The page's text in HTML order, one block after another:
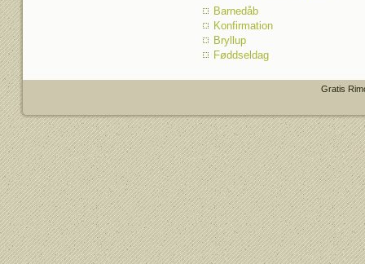
Barnedåb
Konfirmation
Bryllup
Føddseldag
Gratis